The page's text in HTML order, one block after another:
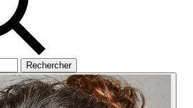
Rechercher